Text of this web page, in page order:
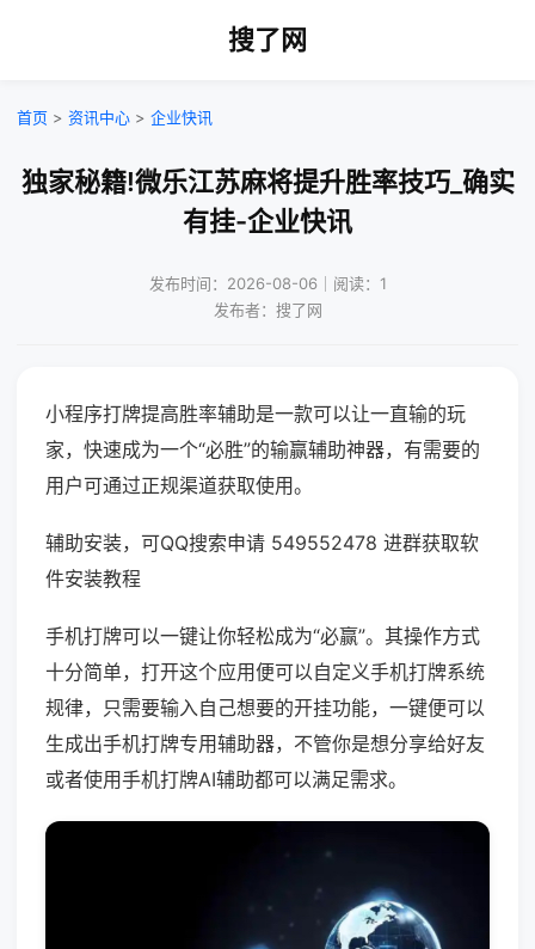
搜了网
首页 > 资讯中心 > 企业快讯
独家秘籍!微乐江苏麻将提升胜率技巧_确实
有挂-企业快讯
发布时间：2026-08-06｜阅读：1
发布者：搜了网
小程序打牌提高胜率辅助是一款可以让一直输的玩
家，快速成为一个“必胜”的输赢辅助神器，有需要的
用户可通过正规渠道获取使用。
辅助安装，可QQ搜索申请 549552478 进群获取软
件安装教程
手机打牌可以一键让你轻松成为“必赢”。其操作方式
十分简单，打开这个应用便可以自定义手机打牌系统
规律，只需要输入自己想要的开挂功能，一键便可以
生成出手机打牌专用辅助器，不管你是想分享给好友
或者使用手机打牌AI辅助都可以满足需求。